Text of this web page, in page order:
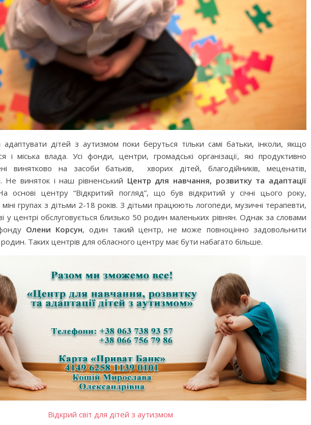
дітей з аутизмом поки беруться тільки самі батьки, інколи, якщо
і міська влада. Усі фонди, центри, громадські організації, які продуктивно
винятково на засоби батьків, хворих дітей, благодійників, меценатів,
Не виняток і наш рівненський Центр для навчання, розвитку та адаптації
основі центру “Відкритий погляд”, що був відкритий у січні цього року,
групах з дітьми 2-18 років. З дітьми працюють логопеди, музичні терапевти,
у центрі обслуговується близько 50 родин маленьких рівнян. Однак за словами
Олени Корсун, один такий центр, не може повноцінно задовольнити
родин. Таких центрів для обласного центру має бути набагато більше.
Відкрий світ для дітей з аутизмом